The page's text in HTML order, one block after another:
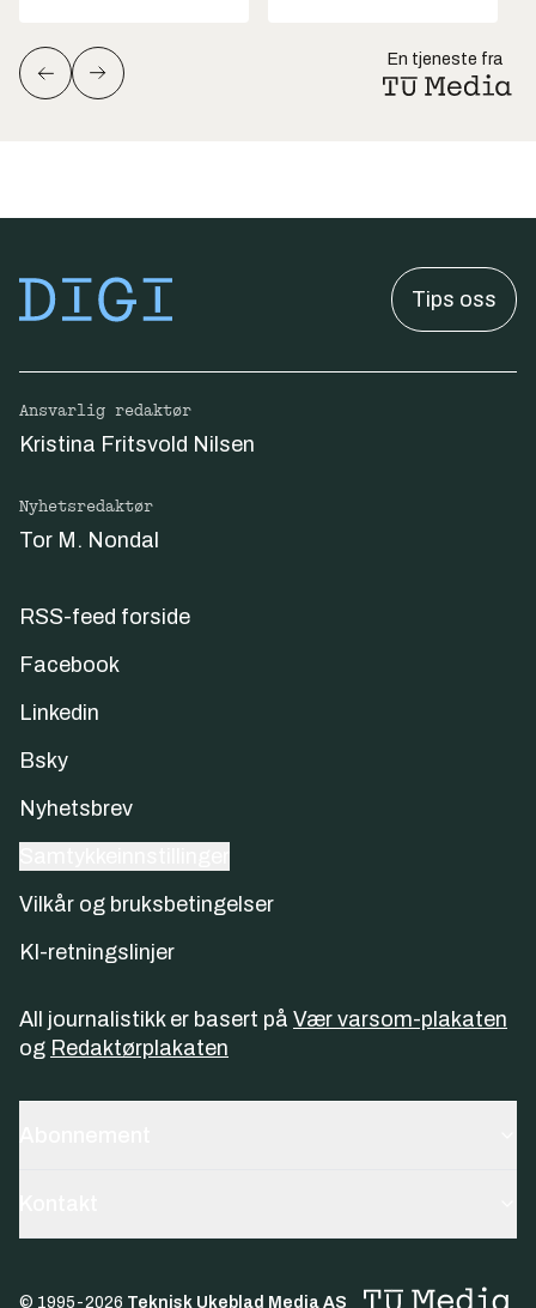
En tjeneste fra
Tips oss
Ansvarlig redaktør
Kristina Fritsvold Nilsen
Nyhetsredaktør
Tor M. Nondal
RSS-feed forside
Facebook
Linkedin
Bsky
Nyhetsbrev
Vilkår og bruksbetingelser
KI-retningslinjer
All journalistikk er basert på Vær varsom-plakaten
og Redaktørplakaten
© 1995-2026 Teknisk Ukeblad Media AS